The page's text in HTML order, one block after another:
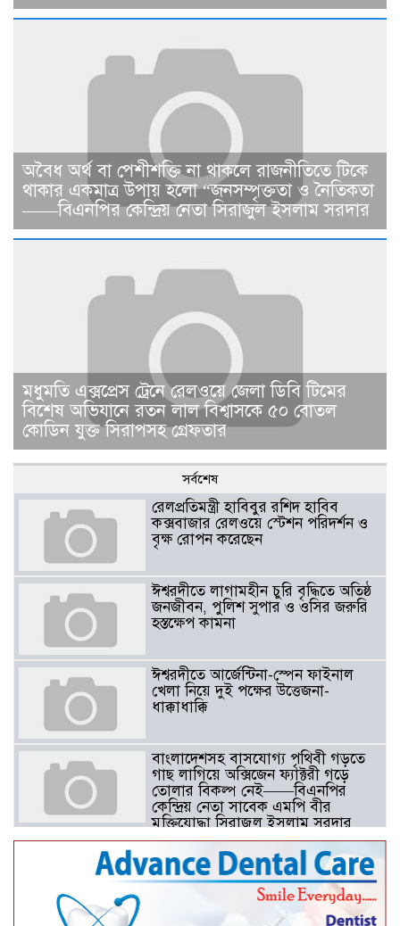
​​অবৈধ অর্থ বা পেশীশক্তি না থাকলে রাজনীতিতে টিকে
থাকার একমাত্র উপায় হলো “জনসম্পৃক্ততা ও নৈতিকতা
——বিএনপির কেন্দ্রিয় নেতা সিরাজুল ইসলাম সরদার
মধুমতি এক্সপ্রেস ট্রেনে রেলওয়ে জেলা ডিবি টিমের
বিশেষ অভিযানে রতন লাল বিশ্বাসকে ৫০ বোতল
কোডিন যুক্ত সিরাপসহ গ্রেফতার
সর্বশেষ
রেলপ্রতিমন্ত্রী হাবিবুর রশিদ হাবিব
কক্সবাজার রেলওয়ে স্টেশন পরিদর্শন ও
বৃক্ষ রোপন করেছেন
ঈশ্বরদীতে লাগামহীন চুরি বৃদ্ধিতে অতিষ্ঠ
জনজীবন, পুলিশ সুপার ও ওসির জরুরি
হস্তক্ষেপ কামনা ​
ঈশ্বরদীতে আর্জেন্টিনা-স্পেন ফাইনাল
খেলা নিয়ে দুই পক্ষের উত্তেজনা-
ধাক্কাধাক্কি
বাংলাদেশসহ বাসযোগ্য পৃথিবী গড়তে
গাছ লাগিয়ে অক্সিজেন ফ্যাক্টরী গড়ে
তোলার বিকল্প নেই——বিএনপির
কেন্দ্রিয় নেতা সাবেক এমপি বীর
মুক্তিযোদ্ধা সিরাজুল ইসলাম সরদার